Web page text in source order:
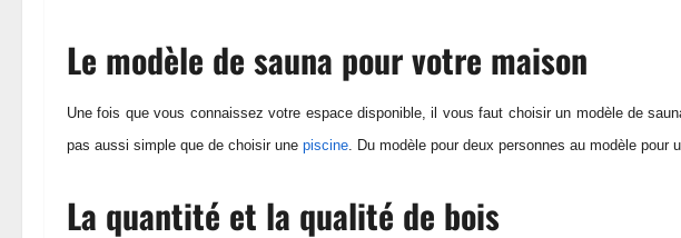
Le modèle de sauna pour votre maison
Une fois que vous connaissez votre espace disponible, il vous faut choisir un modèle de
pas aussi simple que de choisir une piscine. Du modèle pour deux personnes au modèle
La quantité et la qualité de bois